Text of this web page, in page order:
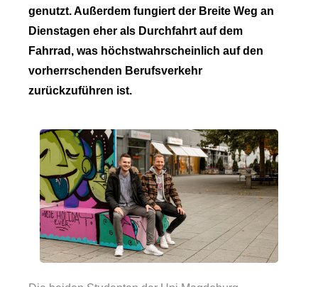
genutzt. Außerdem fungiert der Breite Weg an
Dienstagen eher als Durchfahrt auf dem
Fahrrad, was höchstwahrscheinlich auf den
vorherrschenden Berufsverkehr
zurückzuführen ist.